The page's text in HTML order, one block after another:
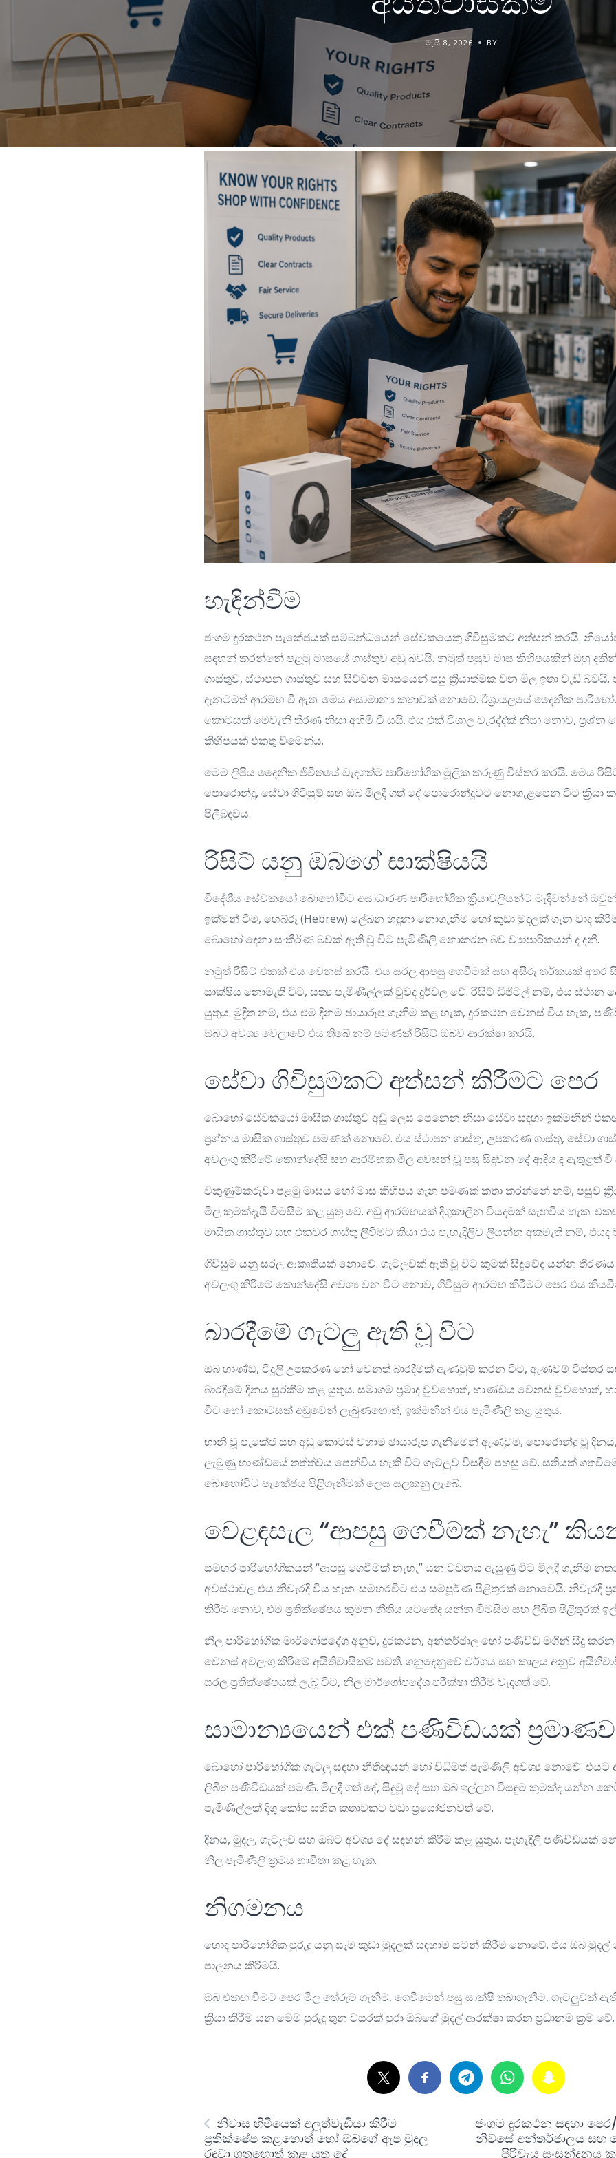
මැයි 8, 2026 BY
හැඳින්වීම
ජංගම දුරකථන පැකේජයක් සම්බන්ධයෙන් සේවකයෙකු ගිවිසුමකට අත්සන් කරයි.
සඳහන් කරන්නේ පළමු මාසයේ ගාස්තුව අඩු බවයි. නමුත් පසුව මාස කිහිපයකින් ඔහු
ගාස්තුව, ස්ථාපන ගාස්තුව සහ සිව්වන මාසයෙන් පසු ක්‍රියාත්මක වන මිල ඉතා වැඩි
දැනටමත් ආරම්භ වී ඇත. මෙය අසාමාන්‍ය කතාවක් නොවේ. ඊශ්‍රායලයේ දෛනික
කොටසක් මෙවැනි තීරණ නිසා අහිමි වී යයි. එය එක් විශාල වැරද්ද්ක් නිසා නොව, ප්‍රශ්න
කිහිපයක් එකතු වීමෙන්ය.
මෙම ලිපිය දෛනික ජීවිතයේ වැදගත්ම පාරිභෝගික මූලික කරුණු විස්තර කරයි. මෙය
පොරොන්දු, සේවා ගිවිසුම් සහ ඔබ මිලදී ගත් දේ පොරොන්දුවට නොගැළපෙන විට ක්‍රියා
පිලිබදවය.
රිසිට් යනු ඔබගේ සාක්ෂියයි
විදේශීය සේවකයෝ බොහෝවිට අසාධාරණ පාරිභෝගික ක්‍රියාවලියන්ට මැදිවන්නේ
ඉක්මන් වීම, හෙබ්රූ (Hebrew) ලේඛන හඳුනා නොගැනීම හෝ කුඩා මුදලක් ගැන වාද
බොහෝ දෙනා සංකීර්ණ බවක් ඇති වූ විට පැමිණිලි නොකරන බව ව්‍යාපාරිකයන් ද දනී.
නමුත් රිසිට් එකක් එය වෙනස් කරයි. එය සරල ආපසු ගෙවීමක් සහ අසීරු තර්කයක් අතර
සාක්ෂිය නොමැති විට, සත්‍ය පැමිණිල්ලක් වුවද දුර්වල වේ. රිසිට් ඩිජිටල් නම්, එය ස්ථාන
යුතුය. මුද්‍රිත නම්, එය එම දිනම ඡායාරූප ගැනීම කළ හැක, දුරකථන වෙනස් විය හැක,
ඔබට අවශ්‍ය වෙලාවේ එය තිබේ නම් පමණක් රිසිට් ඔබව ආරක්ෂා කරයි.
සේවා ගිවිසුමකට අත්සන් කිරීමට පෙර
බොහෝ සේවකයෝ මාසික ගාස්තුව අඩු ලෙස පෙනෙන නිසා සේවා සඳහා ඉක්මනින්
ප්‍රශ්නය මාසික ගාස්තුව පමණක් නොවේ. එය ස්ථාපන ගාස්තු, උපකරණ ගාස්තු, සේවා
අවලංගු කිරීමේ කොන්දේසි සහ ආරම්භක මිල අවසන් වූ පසු සිදුවන දේ ආදිය ද ඇතුළත් වී
විකුණුම්කරුවා පළමු මාසය හෝ මාස කිහිපය ගැන පමණක් කතා කරන්නේ නම්, පසුව
මිල කුමක්දැයි විමසීම කළ යුතු වේ. අඩු ආරම්භයක් දිගුකාලීන වියදමක් සැඟවිය හැක.
මාසික ගාස්තුව සහ එකවර ගාස්තු ලිවීමට කියා එය පැහැදිලිව ලියන්න අකමැති නම්, එයද
ගිවිසුම යනු සරල ආකෘතියක් නොවේ. ගැටලුවක් ඇති වූ විට කුමක් සිදුවේද යන්න
අවලංගු කිරීමේ කොන්දේසි අවශ්‍ය වන විට නොව, ගිවිසුම ආරම්භ කිරීමට පෙර එය
බාරදීමේ ගැටලු ඇති වූ විට
ඔබ භාණ්ඩ, විදුලි උපකරණ හෝ වෙනත් බාරදීමක් ඇණවුම් කරන විට, ඇණවුම් විස්තර
බාරදීමේ දිනය සුරකීම කළ යුතුය. සමාගම ප්‍රමාද වුවහොත්, භාණ්ඩය වෙනස් වුවහොත්,
විට හෝ කොටසක් අඩුවෙන් ලැබුණහොත්, ඉක්මනින් එය පැමිණිලි කළ යුතුය.
හානි වූ පැකේජ සහ අඩු කොටස් වහාම ඡායාරූප ගැනීමෙන් ඇණවුම, පොරොන්දු වූ දිනය,
ලැබුණු භාණ්ඩයේ තත්ත්වය පෙන්විය හැකි විට ගැටලුව විසඳීම පහසු වේ. සතියක්
බොහෝවිට පැකේජය පිළිගැනීමක් ලෙස සලකනු ලැබේ.
වෙළඳසැල “ආපසු ගෙවීමක් නැහැ”
සමහර පාරිභෝගිකයන් “ආපසු ගෙවීමක් නැහැ” යන වචනය ඇසුණු විට මිලදී ගැනීම
අවස්ථාවල එය නිවැරදි විය හැක. සමහරවිට එය සම්පූර්ණ පිළිතුරක් නොවෙයි. නිවැරදි
කිරීම නොව, එම ප්‍රතික්ෂේපය කුමන නීතිය යටතේද යන්න විමසීම සහ ලිඛිත පිළිතුරක්
නිල පාරිභෝගික මාර්ගෝපදේශ අනුව, දුරකථන, අන්තර්ජාල හෝ පණිවිඩ මගින් සිදු කරන
වෙනස් අවලංගු කිරීමේ අයිතිවාසිකම් පවතී. ගනුදෙනුවේ වර්ගය සහ කාලය අනුව
සරල ප්‍රතික්ෂේපයක් ලැබූ විට, නිල මාර්ගෝපදේශ පරීක්ෂා කිරීම වැදගත් වේ.
සාමාන්‍යයෙන් එක් පණිවිඩයක්
බොහෝ පාරිභෝගික ගැටලු සඳහා නීතිඥයන් හෝ විධිමත් පැමිණිලි අවශ්‍ය නොවේ. එයට
ලිඛිත පණිවිඩයක් පමණි. මිලදී ගත් දේ, සිදුවූ දේ සහ ඔබ ඉල්ලන විසඳුම කුමක්ද යන්න
පැමිණිල්ලක් දිගු කෝප සහිත කතාවකට වඩා ප්‍රයෝජනවත් වේ.
දිනය, මුදල, ගැටලුව සහ ඔබට අවශ්‍ය දේ සඳහන් කිරීම කළ යුතුය. පැහැදිලි පණිවිඩයක්
නිල පැමිණිලි ක්‍රමය භාවිතා කළ හැක.
නිගමනය
හොඳ පාරිභෝගික පුරුදු යනු සෑම කුඩා මුදලක් සඳහාම සටන් කිරීම නොවේ. එය ඔබ මුදල්
පාලනය කිරීමයි.
ඔබ එකඟ වීමට පෙර මිල තේරුම් ගැනීම, ගෙවීමෙන් පසු සාක්ෂි තබාගැනීම, ගැටලුවක්
ක්‍රියා කිරීම යන මෙම පුරුදු තුන වසරක් පුරා ඔබගේ මුදල් ආරක්ෂා කරන ප්‍රධානම ක්‍රම වේ.
නිවාස හිමියෙක් අලුත්වැඩියා කිරීම
ප්‍රතික්ෂේප කළහොත් හෝ ඔබගේ ඇප මුදල
රඳවා ගතහොත් කළ යුතු දේ
ජංගම දුරකථන සඳහා
නිවසේ අන්තර්ජාලය සහ
පිරිවැය සංසන්දනය